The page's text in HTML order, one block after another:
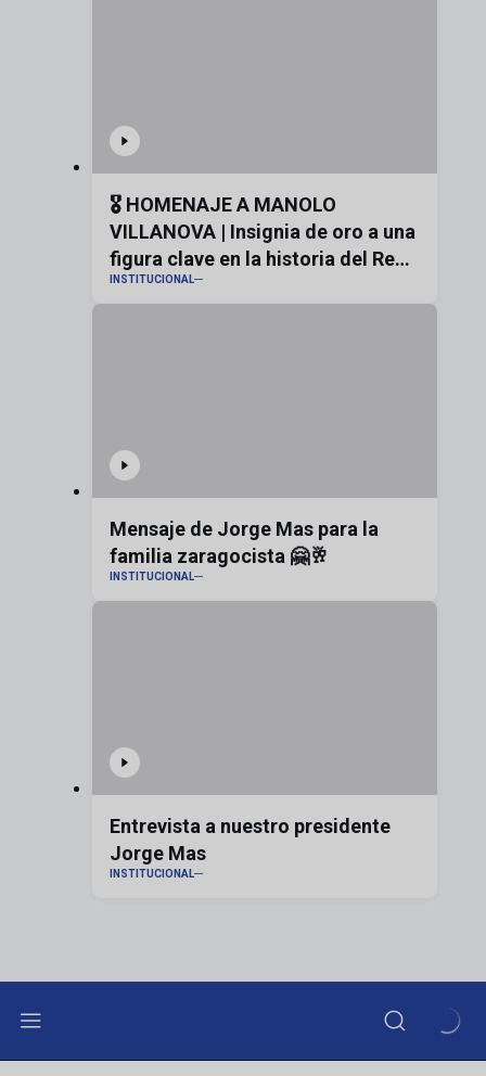
🎖️ HOMENAJE A MANOLO
VILLANOVA | Insignia de oro a una
figura clave en la historia del Real
Zaragoza
INSTITUCIONAL
Mensaje de Jorge Mas para la
familia zaragocista 🤗🥂
INSTITUCIONAL
Entrevista a nuestro presidente
Jorge Mas
INSTITUCIONAL